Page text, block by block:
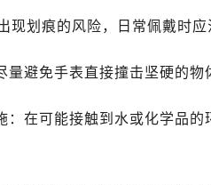
现划痕的风险，日常佩戴时应
量避免手表直接撞击坚硬的物
：在可能接触到水或化学品